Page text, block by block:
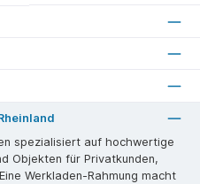
spezialisiert auf hochwertige
Objekten für Privatkunden,
Werkladen-Rahmung macht